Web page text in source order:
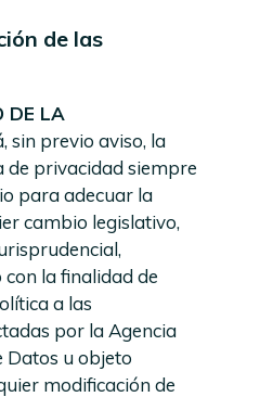
de las
DE LA
sin previo aviso, la
de privacidad siempre
para adecuar la
cambio legislativo,
la finalidad de
a las
por la Agencia
Datos u objeto
modificación de